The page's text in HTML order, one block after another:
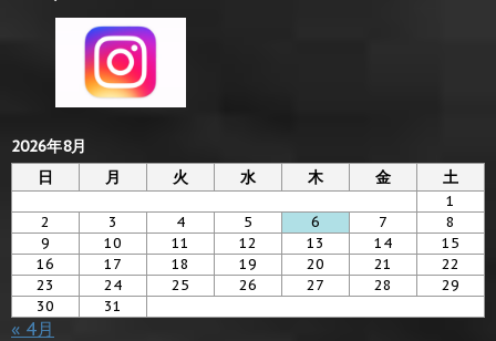
2026年8月
日
月 火 水 木 金 土
1
2
3 4 5 6 7
8
9
10 11 12 13 14
15
16
17 18 19 20 21
22
23
24 25 26 27 28
29
30
31
« 4月